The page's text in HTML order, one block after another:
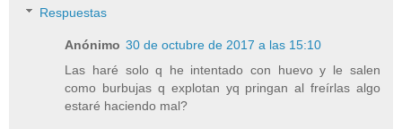
Respuestas
Anónimo 30 de octubre de 2017 a las 15:10
Las haré solo q he intentado con huevo y le salen
como burbujas q explotan yq pringan al freírlas algo
estaré haciendo mal?